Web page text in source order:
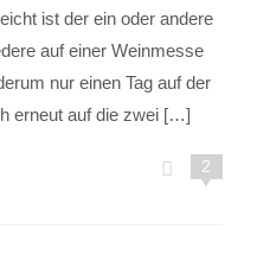
ist der ein oder andere
auf einer Weinmesse
nur einen Tag auf der
erneut auf die zwei […]
2